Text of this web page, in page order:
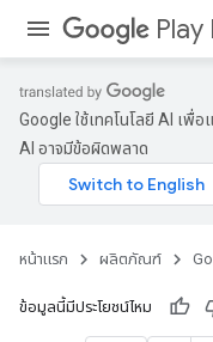
Google ใช้เทคโนโลยี AI เพื่
AI อาจมีข้อผิดพลาด
หน้าแรก ผลิตภัณฑ์
ข้อมูลนี้มีประโยชน์ไหม